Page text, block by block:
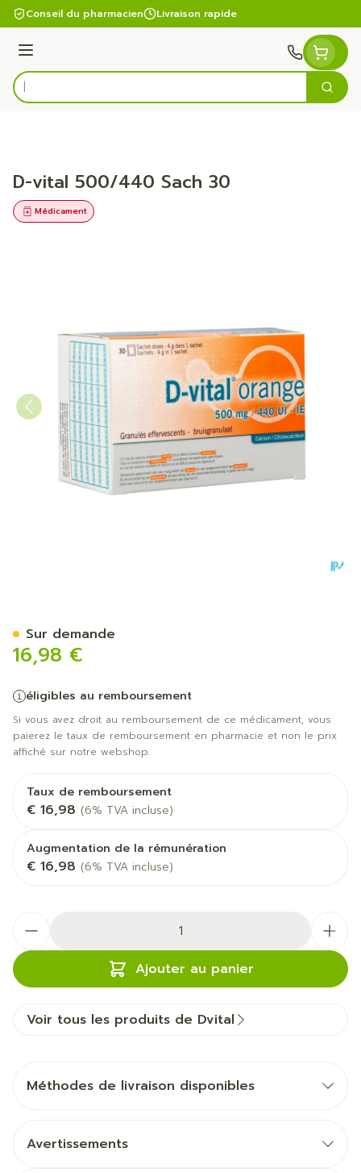
Aller au contenu
Conseil du pharmacien Livraison rapide
Menu
Rechercher
D-vital 500/440 Sach 30
Médicament
16,98 €
éligibles au remboursement
Si vous avez droit au remboursement de ce médicament, vous
paierez le taux de remboursement en pharmacie et non le prix
affiché sur notre webshop.
Taux de remboursement
€ 16,98 (6% TVA incluse)
Augmentation de la rémunération
€ 16,98 (6% TVA incluse)
Ajouter au panier
Sur demande
Voir tous les produits de Dvital
Méthodes de livraison disponibles
Avertissements